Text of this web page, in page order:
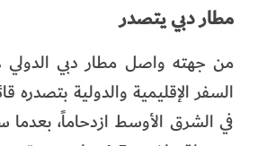
مطار دبي يتصدر
من جهته واصل مطار دبي
السفر الإقليمية والدولية بتصدره
في الشرق الأوسط ازدحاماً،